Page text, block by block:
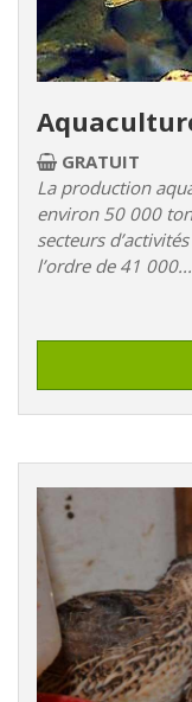
GRATUIT
La production
environ 50 000
secteurs
l’ordre de 41 000...